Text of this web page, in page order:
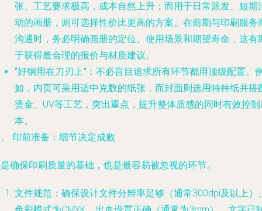
张、工艺要求极高，成本自然上升；而用于日常派发、短期
动的画册，则可选择性价比更高的方案。在前期与印刷服务
沟通时，务必明确画册的定位、使用场景和期望寿命，这有
于获得最合理的报价与材质建议。
“好钢用在刀刃上” ：不必盲目追求所有环节都用顶级配置。
如，内页可采用适中克数的纸张，而封面则选用特种纸并搭
烫金、UV等工艺，突出重点，提升整体质感的同时有效控
本。
印前准备：细节决定成败
确保印刷质量的基础，也是最容易被忽视的环节。
文件规范 ：确保设计文件分辨率足够（通常300dpi及以上）